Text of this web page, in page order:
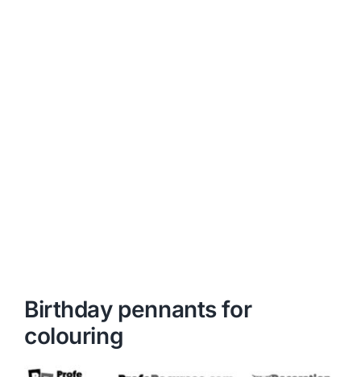
Birthday pennants for
colouring